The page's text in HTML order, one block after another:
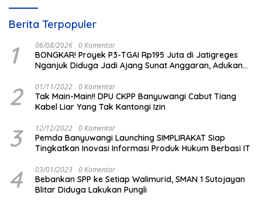
Berita Terpopuler
1 06/08/2026 0 Komentar
BONGKAR! Proyek P3-TGAI Rp195 Juta di Jatigreges
Nganjuk Diduga Jadi Ajang Sunat Anggaran, Adukan
2 01/11/2022 0 Komentar
Tak Main-Main!! DPU CKPP Banyuwangi Cabut Tiang
Kabel Liar Yang Tak Kantongi Izin
3 12/12/2022 0 Komentar
Pemda Banyuwangi Launching SIMPLIRAKAT Siap
Tingkatkan Inovasi Informasi Produk Hukum Berbasi IT
4 03/01/2023 0 Komentar
Bebankan SPP ke Setiap Walimurid, SMAN 1 Sutojayan
Blitar Diduga Lakukan Pungli